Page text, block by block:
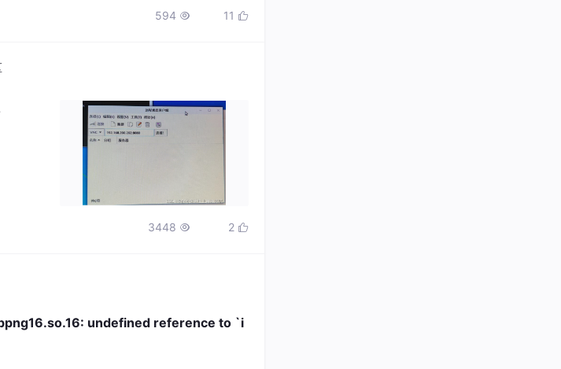
成功建立连接ssh。使用DevEco Device tool拉取
594  11 
3448  2 
undefined reference to `i